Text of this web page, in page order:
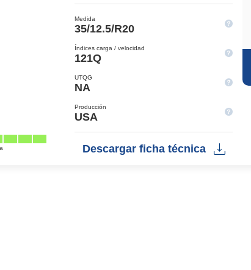
Medida
35/12.5/R20
Índices carga / velocidad
121Q
UTQG
NA
Producción
USA
Descargar ficha técnica